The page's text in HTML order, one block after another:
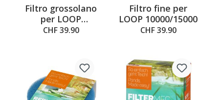
Filtro grossolano
per LOOP
10000/15000
CHF 39.90
Filtro fine per
LOOP 10000/15000
CHF 39.90